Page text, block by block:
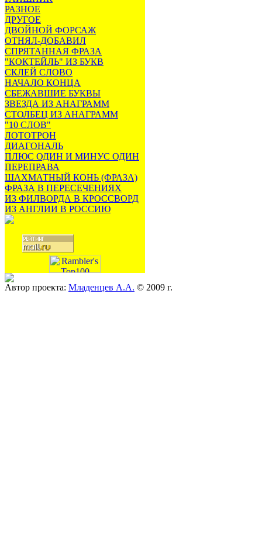
РАЗНОЕ
ДРУГОЕ
ДВОЙНОЙ ФОРСАЖ
ОТНЯЛ-ДОБАВИЛ
СПРЯТАННАЯ ФРАЗА
"КОКТЕЙЛЬ" ИЗ БУКВ
СКЛЕЙ СЛОВО
НАЧАЛО КОНЦА
СБЕЖАВШИЕ БУКВЫ
ЗВЕЗДА ИЗ АНАГРАММ
СТОЛБЕЦ ИЗ АНАГРАММ
"10 СЛОВ"
ЛОТОТРОН
ДИАГОНАЛЬ
ПЛЮС ОДИН И МИНУС ОДИН
ПЕРЕПРАВА
ШАХМАТНЫЙ КОНЬ (ФРАЗА)
ФРАЗА В ПЕРЕСЕЧЕНИЯХ
ИЗ ФИЛВОРДА В КРОССВОРД
ИЗ АНГЛИИ В РОССИЮ
Автор проекта: Младенцев А.А. © 2009 г.